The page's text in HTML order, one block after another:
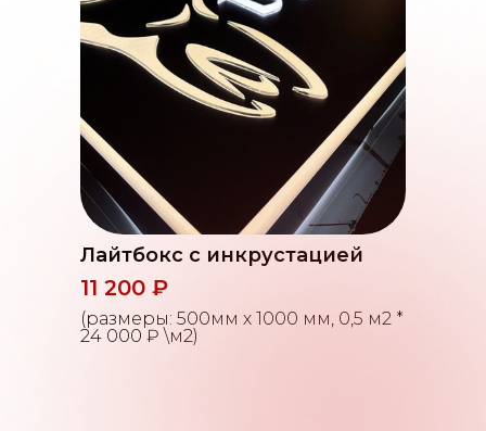
11 200 ₽
(размеры: 500мм х 1000 мм, 0,5 м2 *
24 000 ₽ \м2)
Лайтбокс с инкрустацией